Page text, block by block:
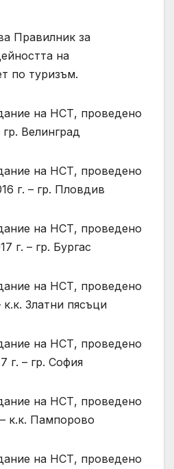
Правилник за
на
по туризъм.
на НСТ, проведено
Велинград
на НСТ, проведено
г. – гр. Пловдив
на НСТ, проведено
г. – гр. Бургас
на НСТ, проведено
Златни пясъци
на НСТ, проведено
г. – гр. София
на НСТ, проведено
к.к. Пампорово
на НСТ, проведено